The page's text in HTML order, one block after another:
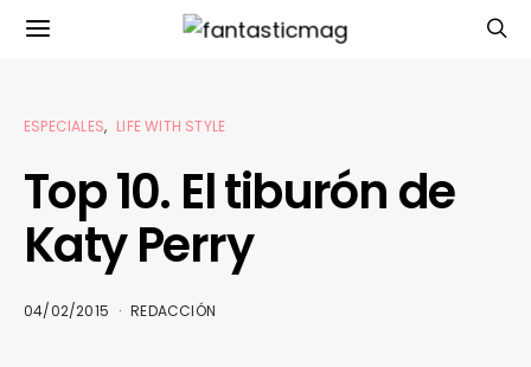
ESPECIALES LIFE WITH STYLE
Top 10. El tiburón de
Katy Perry
04/02/2015 REDACCIÓN